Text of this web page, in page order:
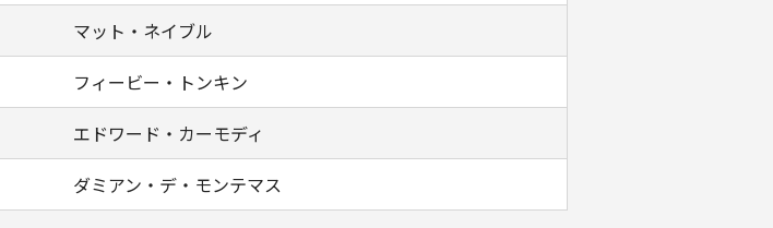
マット・ネイブル
フィービー・トンキン
エドワード・カーモディ
ダミアン・デ・モンテマス